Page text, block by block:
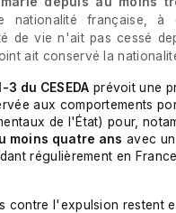
nationalité française, à
de vie n'ait pas cessé
ait conservé la
du CESEDA prévoit une
aux comportements
de l'État) pour,
moins quatre ans avec
régulièrement en
contre l'expulsion restent